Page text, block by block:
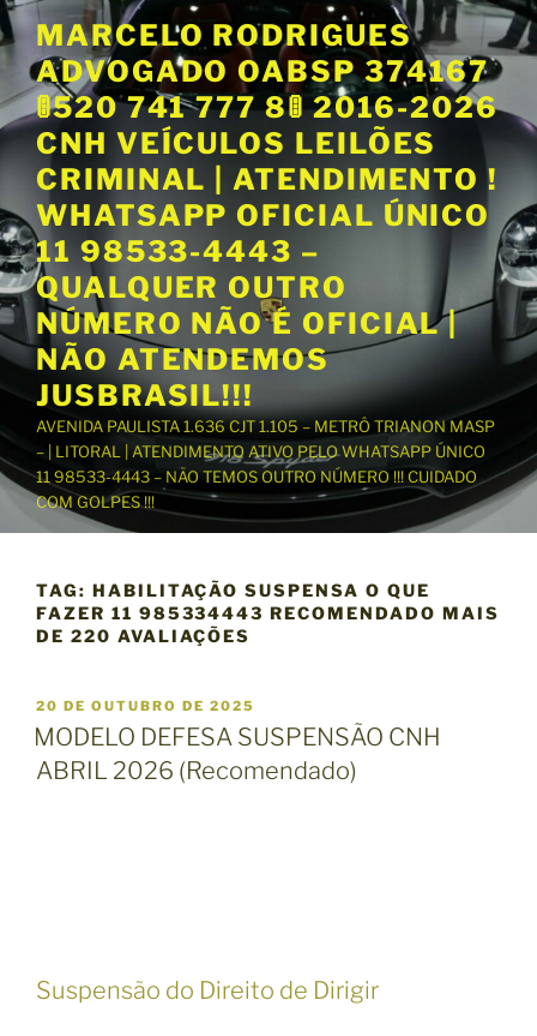
P
u
a
r
r
a
o
c
o
n
t
ú
d
MARCELO RODRIGUES
ADVOGADO OABSP 374167
🚦520 741 777 8🚦 2016-2026
CNH VEÍCULOS LEILÕES
CRIMINAL | ATENDIMENTO !
WHATSAPP OFICIAL ÚNICO
11 98533-4443 –
QUALQUER OUTRO
NÚMERO NÃO É OFICIAL |
NÃO ATENDEMOS
JUSBRASIL!!!
AVENIDA PAULISTA 1.636 CJT 1.105 – METRÔ TRIANON MASP
– | LITORAL | ATENDIMENTO ATIVO PELO WHATSAPP ÚNICO
11 98533-4443 – NÃO TEMOS OUTRO NÚMERO !!! CUIDADO
COM GOLPES !!!
TAG: HABILITAÇÃO SUSPENSA O QUE
FAZER 11 985334443 RECOMENDADO MAIS
DE 220 AVALIAÇÕES
P
U
B
L
20 DE OUTUBRO DE 2025
MODELO DEFESA SUSPENSÃO CNH
ABRIL 2026 (Recomendado)
Suspensão do Direito de Dirigir